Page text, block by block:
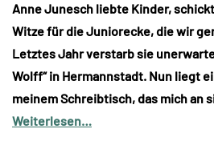
Anne Junesch liebte Kinder,
Witze für die Juniorecke, die wir
Letztes Jahr verstarb sie
Wolff“ in Hermannstadt. Nun liegt
meinem Schreibtisch, das mich an
Weiterlesen…